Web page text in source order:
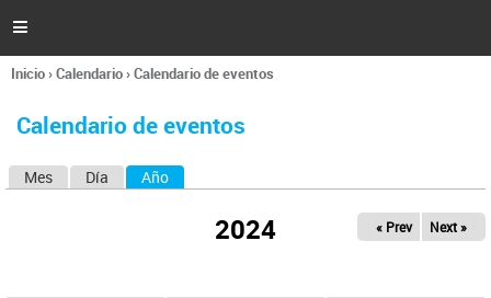
l

Se
usted
Inicio›Calendario›Calendario de eventos
Calendario de eventos
Mes Día Año
2024 « Prev Next »